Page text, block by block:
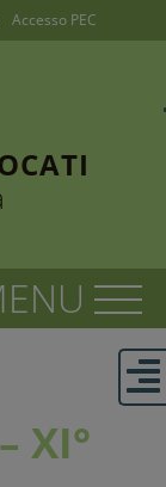
Accesso PEC
XI°